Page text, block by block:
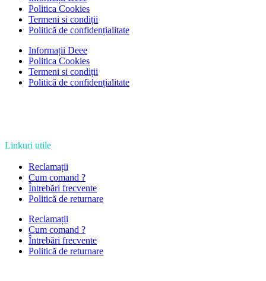
Politica Cookies
Termeni si condiții
Politică de confidențialitate
Informații Deee
Politica Cookies
Termeni si condiții
Politică de confidențialitate
Linkuri utile
Reclamații
Cum comand ?
Întrebări frecvente
Politică de returnare
Reclamații
Cum comand ?
Întrebări frecvente
Politică de returnare